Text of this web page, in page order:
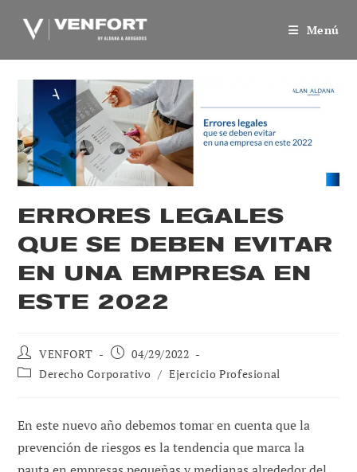
Menú
ERRORES LEGALES
QUE SE DEBEN EVITAR
EN UNA EMPRESA EN
ESTE 2022
Autor
de
VENFORT
Publicación
la
04/29/2022
Categoría
entrada:
Derecho Corporativo / Ejercicio Profesional
En este nuevo año debemos tomar en cuenta que la
prevención de riesgos es la tendencia que marca la